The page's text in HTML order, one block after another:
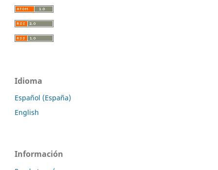
Idioma
Español (España)
English
Información